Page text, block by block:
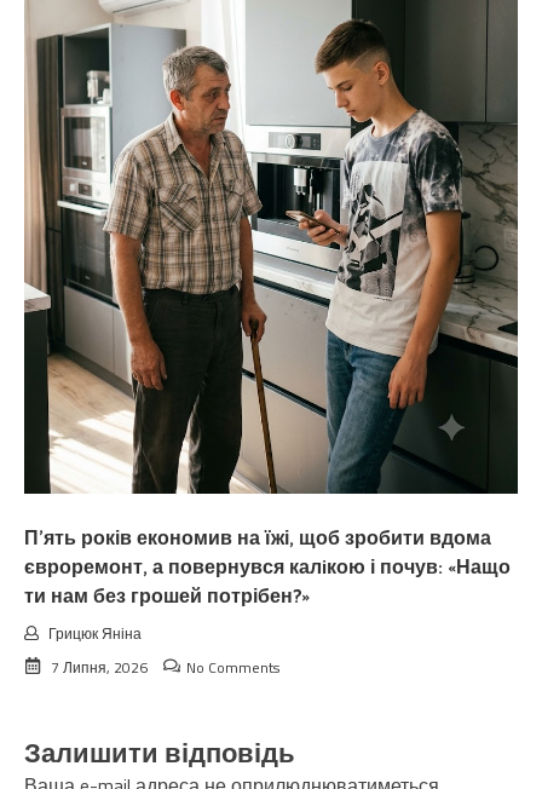
П’ять років економив на їжі, щоб зробити вдома
євроремонт, а повернувся калiкою і почув: «Нащо
ти нам без грошей потрібен?»
Грицюк Яніна
7 Липня, 2026
No Comments
Залишити відповідь